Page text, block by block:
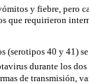
y fiebre, pero
que requirieron
40 y 41)
durante los
de transmisión,